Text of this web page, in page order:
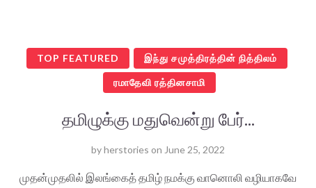
TOP FEATURED இந்து சமுத்திரத்தின் நித்திலம்
ரமாதேவி ரத்தினசாமி
தமிழுக்கு மதுவென்று பேர்...
byherstories on June 25, 2022
முதன்முதலில் இலங்கைத் தமிழ் நமக்கு வானொலி வழியாகவே